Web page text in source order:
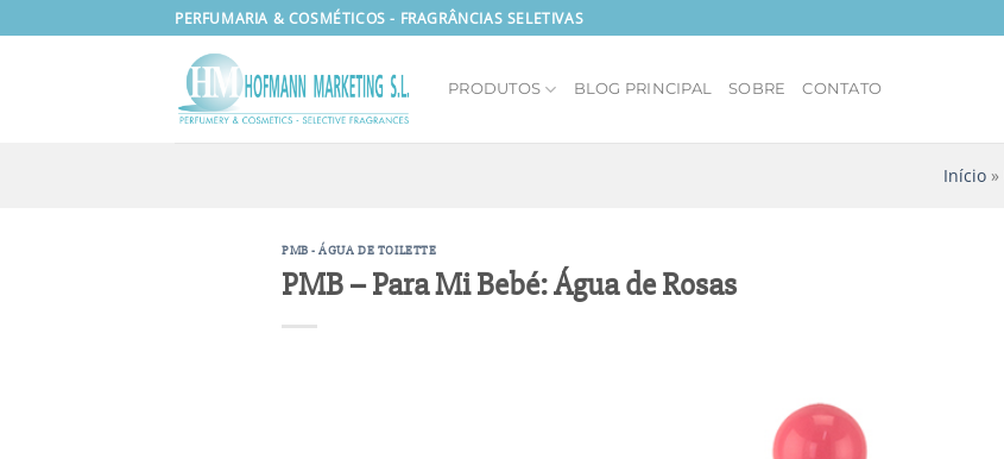
to
PERFUMARIA & COSMÉTICOS - FRAGRÂNCIAS SELETIVAS
PRODUTOS BLOG PRINCIPAL SOBRE CONTATO
Início »
PMB - ÁGUA DE TOILETTE
PMB – Para Mi Bebé: Água de Rosas